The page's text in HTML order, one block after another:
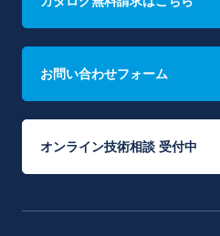
お問い合わせフォーム
オンライン技術相談 受付中